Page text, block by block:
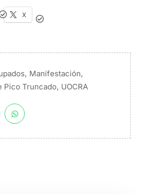
X
, Manifestación,
Pico Truncado, UOCRA